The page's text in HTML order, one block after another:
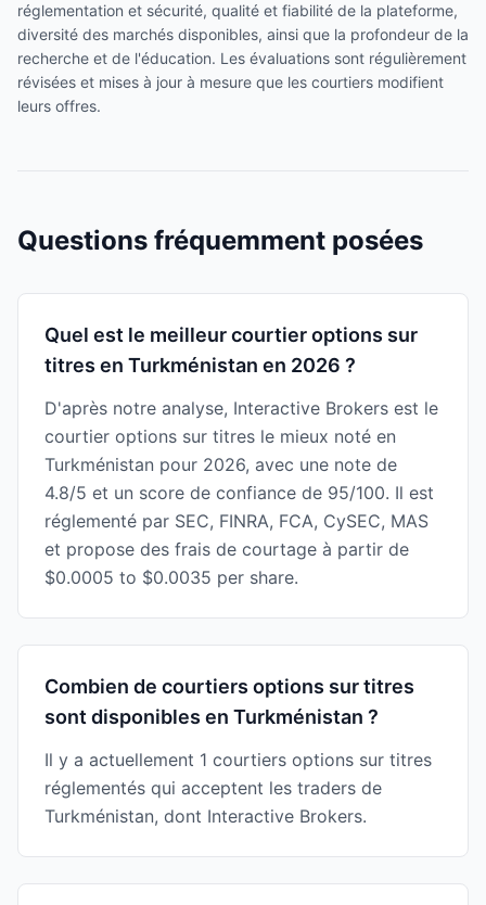
réglementation et sécurité, qualité et fiabilité de la plateforme,
diversité des marchés disponibles, ainsi que la profondeur de la
recherche et de l'éducation. Les évaluations sont régulièrement
révisées et mises à jour à mesure que les courtiers modifient
leurs offres.
Questions fréquemment posées
Quel est le meilleur courtier options sur
titres en Turkménistan en 2026 ?
D'après notre analyse, Interactive Brokers est le
courtier options sur titres le mieux noté en
Turkménistan pour 2026, avec une note de
4.8/5 et un score de confiance de 95/100. Il est
réglementé par SEC, FINRA, FCA, CySEC, MAS
et propose des frais de courtage à partir de
$0.0005 to $0.0035 per share.
Combien de courtiers options sur titres
sont disponibles en Turkménistan ?
Il y a actuellement 1 courtiers options sur titres
réglementés qui acceptent les traders de
Turkménistan, dont Interactive Brokers.